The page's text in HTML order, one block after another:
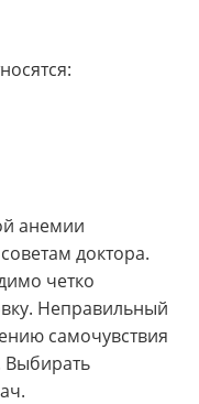
анемии
доктора.
четко
Неправильный
самочувствия
Выбирать